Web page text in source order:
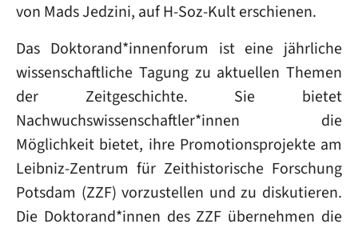
von Mads Jedzini, auf H-Soz-Kult erschienen.
Das Doktorand*innenforum ist eine jährliche
wissenschaftliche Tagung zu aktuellen Themen
der Zeitgeschichte. Sie bietet
Nachwuchswissenschaftler*innen die
Möglichkeit bietet, ihre Promotionsprojekte am
Leibniz-Zentrum für Zeithistorische Forschung
Potsdam (ZZF) vorzustellen und zu diskutieren.
Die Doktorand*innen des ZZF übernehmen die